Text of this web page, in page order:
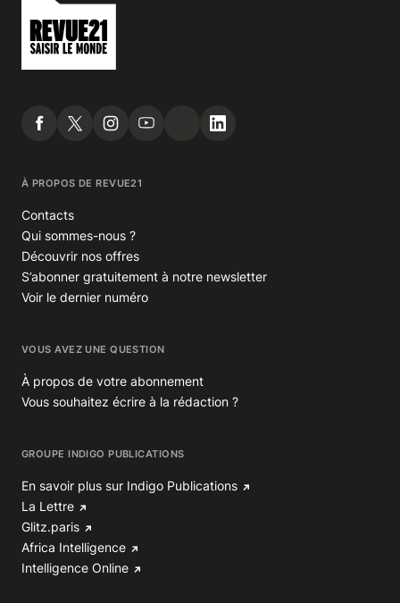
À PROPOS DE REVUE21
Contacts
Qui sommes-nous ?
Découvrir nos offres
S’abonner gratuitement à notre newsletter
Voir le dernier numéro
VOUS AVEZ UNE QUESTION
À propos de votre abonnement
Vous souhaitez écrire à la rédaction ?
GROUPE INDIGO PUBLICATIONS
En savoir plus sur Indigo Publications
La Lettre
Glitz.paris
Africa Intelligence
Intelligence Online